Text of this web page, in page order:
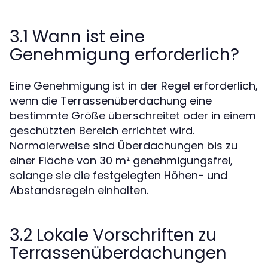
3.1 Wann ist eine
Genehmigung erforderlich?
Eine Genehmigung ist in der Regel erforderlich,
wenn die Terrassenüberdachung eine
bestimmte Größe überschreitet oder in einem
geschützten Bereich errichtet wird.
Normalerweise sind Überdachungen bis zu
einer Fläche von 30 m² genehmigungsfrei,
solange sie die festgelegten Höhen- und
Abstandsregeln einhalten.
3.2 Lokale Vorschriften zu
Terrassenüberdachungen